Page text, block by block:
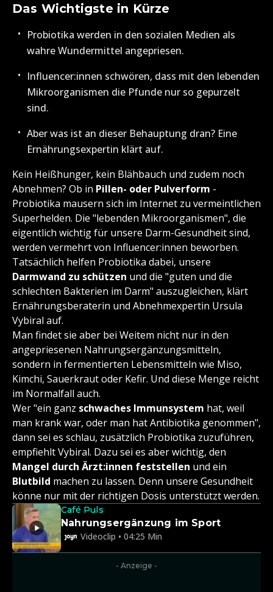
Das Wichtigste in Kürze
Probiotika werden in den sozialen Medien als
wahre Wundermittel angepriesen.
Influencer:innen schwören, dass mit den lebenden
Mikroorganismen die Pfunde nur so gepurzelt
sind.
Aber was ist an dieser Behauptung dran? Eine
Ernährungsexpertin klärt auf.
Kein Heißhunger, kein Blähbauch und zudem noch
Abnehmen? Ob in Pillen- oder Pulverform -
Probiotika mausern sich im Internet zu vermeintlichen
Superhelden. Die "lebenden Mikroorganismen", die
eigentlich wichtig für unsere Darm-Gesundheit sind,
werden vermehrt von Influencer:innen beworben.
Tatsächlich helfen Probiotika dabei, unsere
Darmwand zu schützen und die "guten und die
schlechten Bakterien im Darm" auszugleichen, klärt
Ernährungsberaterin und Abnehmexpertin Ursula
Vybiral auf.
Man findet sie aber bei Weitem nicht nur in den
angepriesenen Nahrungsergänzungsmitteln,
sondern in fermentierten Lebensmitteln wie Miso,
Kimchi, Sauerkraut oder Kefir. Und diese Menge reicht
im Normalfall auch.
Wer "ein ganz schwaches Immunsystem hat, weil
man krank war, oder man hat Antibiotika genommen",
dann sei es schlau, zusätzlich Probiotika zuzuführen,
empfiehlt Vybiral. Dazu sei es aber wichtig, den
Mangel durch Ärzt:innen feststellen und ein
Blutbild machen zu lassen. Denn unsere Gesundheit
könne nur mit der richtigen Dosis unterstützt werden.
Café Puls
Nahrungsergänzung im Sport
Videoclip • 04:25 Min
- Anzeige -